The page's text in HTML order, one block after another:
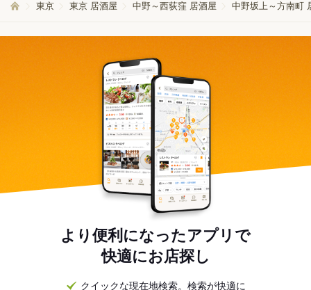
東京 東京 居酒屋 中野～西荻窪 居酒屋 中野坂上～方南町
より便利になったアプリで
快適にお店探し
クイックな現在地検索。検索が快適に